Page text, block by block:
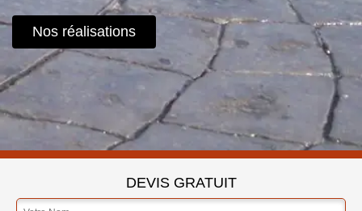
Nos réalisations
DEVIS GRATUIT